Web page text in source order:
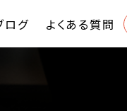
ログ よくある質問